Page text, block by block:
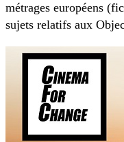
métrages européens
sujets relatifs aux